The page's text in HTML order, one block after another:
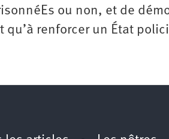
ou non, et de
qu’à renforcer un État